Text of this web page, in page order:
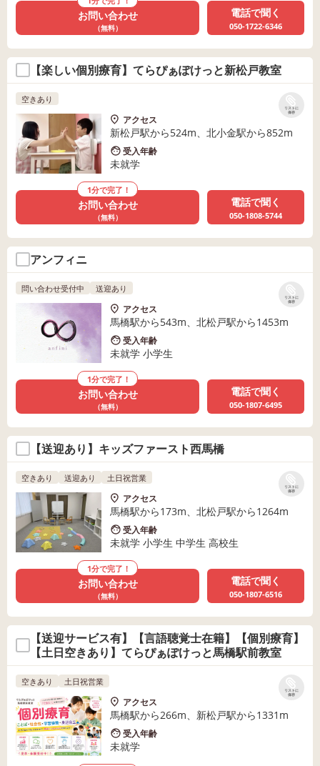
お問い合わせ
（無料）
電話で聞く
050-1722-6346
【楽しい個別療育】てらぴぁぽけっと新松戸教室
リストに
保存
空きあり
アクセス
新松戸駅から524m、北小金駅から852m
受入年齢
未就学
1分で完了！
お問い合わせ
（無料）
電話で聞く
050-1808-5744
アンフィニ
リストに
保存
問い合わせ受付中 送迎あり
アクセス
馬橋駅から543m、北松戸駅から1453m
受入年齢
未就学 小学生
1分で完了！
お問い合わせ
（無料）
電話で聞く
050-1807-6495
【送迎あり】キッズファースト西馬橋
リストに
保存
空きあり 送迎あり 土日祝営業
アクセス
馬橋駅から173m、北松戸駅から1264m
受入年齢
未就学 小学生 中学生 高校生
1分で完了！
お問い合わせ
（無料）
電話で聞く
050-1807-6516
【送迎サービス有】【言語聴覚士在籍】【個別療育】
【土日空きあり】てらぴぁぽけっと馬橋駅前教室
リストに
保存
空きあり 土日祝営業
アクセス
馬橋駅から266m、新松戸駅から1331m
受入年齢
未就学